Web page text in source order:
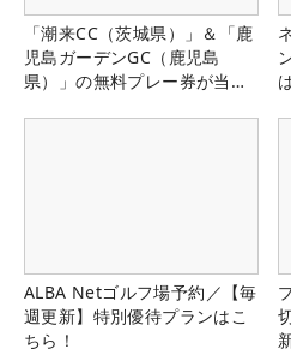
「潮来CC（茨城県）」＆「鹿
児島ガーデンGC（鹿児島
県）」の無料プレー券が当た
ALBA Netゴルフ場予約／【毎
週更新】特別優待プランはこ
ちら！